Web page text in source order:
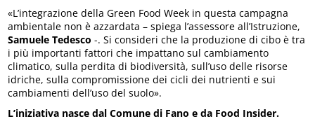
«L’integrazione della Green Food Week in questa campagna
ambientale non è azzardata – spiega l’assessore all’Istruzione,
Samuele Tedesco -. Si consideri che la produzione di cibo è tra
i più importanti fattori che impattano sul cambiamento
climatico, sulla perdita di biodiversità, sull’uso delle risorse
idriche, sulla compromissione dei cicli dei nutrienti e sui
cambiamenti dell’uso del suolo».
L’iniziativa nasce dal Comune di Fano e da Food Insider.